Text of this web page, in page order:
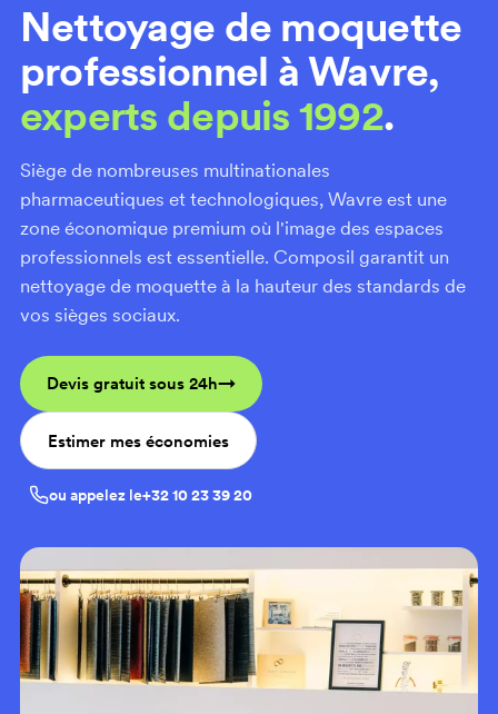
Nettoyage de moquette
professionnel à Wavre,
experts depuis 1992.
Siège de nombreuses multinationales
pharmaceutiques et technologiques, Wavre est une
zone économique premium où l'image des espaces
professionnels est essentielle. Composil garantit un
nettoyage de moquette à la hauteur des standards de
vos sièges sociaux.
Devis gratuit sous 24h
Estimer mes économies
ou appelez le+32 10 23 39 20